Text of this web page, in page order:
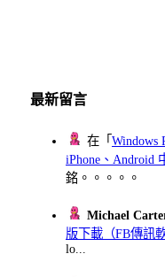
最新留言
在「Windows
iPhone、Android
銘。。。。。
Michael
版下載（FB傳訊軟
lo...